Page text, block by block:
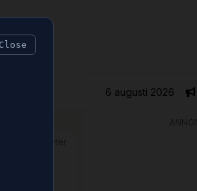
6 augusti 2026